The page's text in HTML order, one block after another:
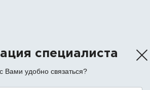
специалиста
Вами удобно связаться?